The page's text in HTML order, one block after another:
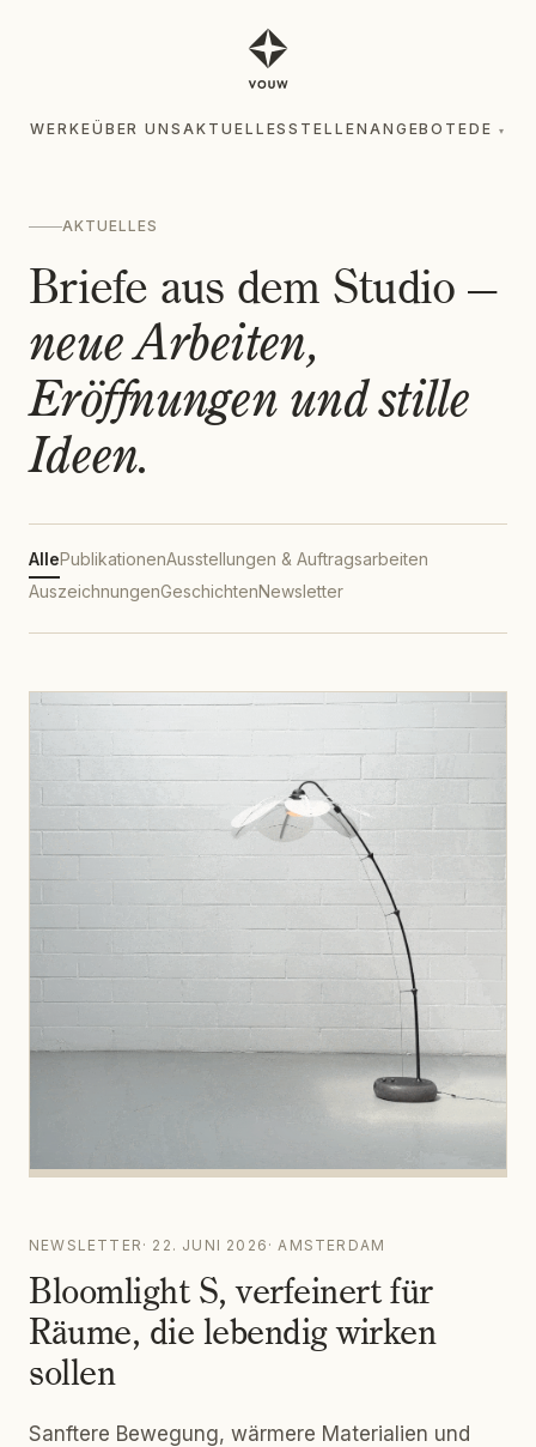
WERKEÜBER UNSAKTUELLESSTELLENANGEBOTEDE ▾
AKTUELLES
Briefe aus dem Studio —
neue Arbeiten,
Eröffnungen und stille
Ideen.
AllePublikationenAusstellungen & Auftragsarbeiten
AuszeichnungenGeschichtenNewsletter
NEWSLETTER · 22. JUNI 2026 ·AMSTERDAM
Bloomlight S, verfeinert für
Räume, die lebendig wirken
sollen
Sanftere Bewegung, wärmere Materialien und